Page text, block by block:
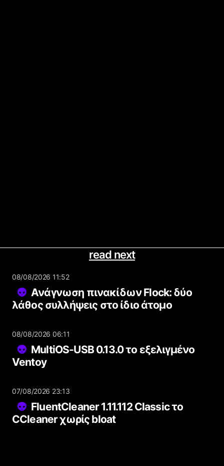
read next
08/08/2026 11:52
Ανάγνωση πινακίδων Flock: δύο
λάθος συλλήψεις στο ίδιο άτομο
08/08/2026 06:11
MultiOS-USB 0.13.0 το εξελιγμένο
Ventoy
07/08/2026 23:13
FluentCleaner 1.11.112 Classic το
CCleaner χωρίς bloat